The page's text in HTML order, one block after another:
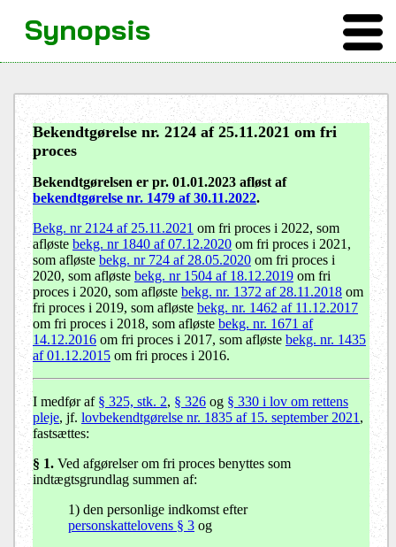
Bekendtgørelse nr. 2124 af 25.11.2021 om fri
proces
Bekendtgørelsen er pr. 01.01.2023 afløst af
bekendtgørelse nr. 1479 af 30.11.2022.
Bekg. nr 2124 af 25.11.2021 om fri proces i 2022, som
afløste bekg. nr 1840 af 07.12.2020 om fri proces i 2021,
som afløste bekg. nr 724 af 28.05.2020 om fri proces i
2020, som afløste bekg. nr 1504 af 18.12.2019 om fri
proces i 2020, som afløste bekg. nr. 1372 af 28.11.2018 om
fri proces i 2019, som afløste bekg. nr. 1462 af 11.12.2017
om fri proces i 2018, som afløste bekg. nr. 1671 af
14.12.2016 om fri proces i 2017, som afløste bekg. nr. 1435
af 01.12.2015 om fri proces i 2016.
I medfør af § 325, stk. 2, § 326 og § 330 i lov om rettens
pleje, jf. lovbekendtgørelse nr. 1835 af 15. september 2021 ,
fastsættes:
§ 1. Ved afgørelser om fri proces benyttes som
indtægtsgrundlag summen af:
1) den personlige indkomst efter
personskattelovens § 3 og
Synopsis